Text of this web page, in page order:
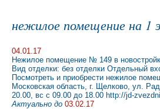
нежилое помещение на 1
04.01.17
Нежилое помещение № 149 в
Вид отделки: без отделки Отдельный
Посмотреть и приобрести нежилое
Московская область, г. Щелково, ул.
20.00, вс с 09.00 до 18.00 http://jd-
Актуально до 03.02.17